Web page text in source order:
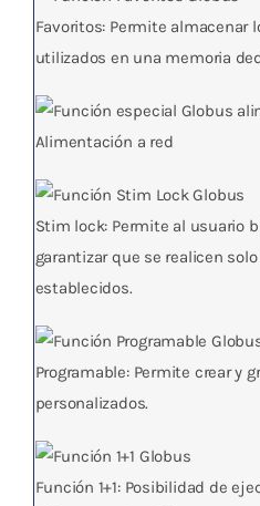
Favoritos: Permite almacenar
utilizados en una memoria
Alimentación a red
Stim lock: Permite al usuario
garantizar que se realicen
establecidos.
Programable: Permite crear y
personalizados.
Función 1+1: Posibilidad de